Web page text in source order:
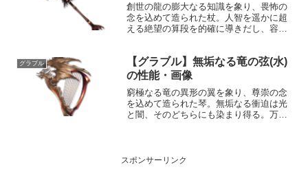
創世の龍の膨大なる知識を象り、畏怖の
念を込めて造られた杖。人智を遥かに超
える絶望の算段を的確に導きだし、容易
ンレイヴ敵に闇属性4.0倍ダメージ〔減衰
値1,...
グラブル
【グラブル】無垢なる竜の弦(水)
の性能・画像
窮極なる竜の異形の翼を象り、尊崇の念
を込めて造られた琴。無垢なる衝迫は光
と闇、そのどちらにも染まり得る。万物
MAXLv2242245100奥...
スポンサーリンク